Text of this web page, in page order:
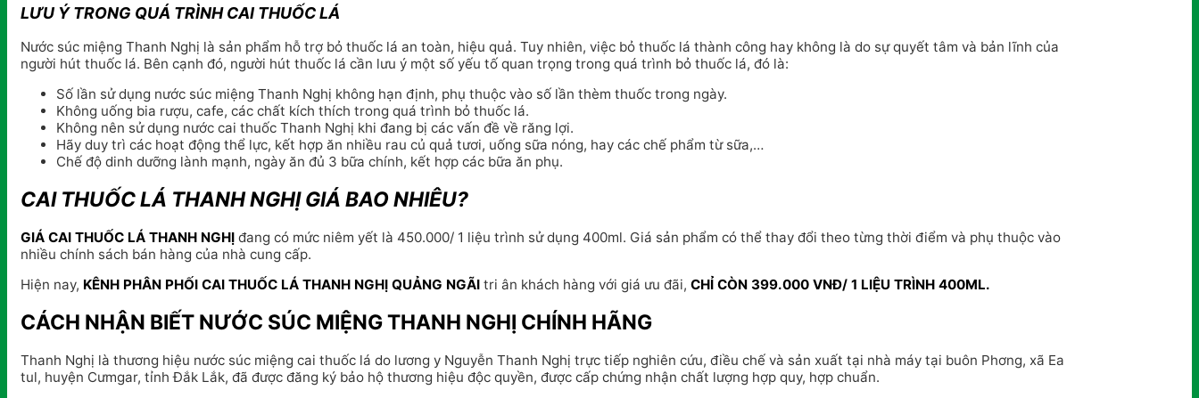
LƯU Ý TRONG QUÁ TRÌNH CAI THUỐC LÁ
Nước súc miệng Thanh Nghị là sản phẩm hỗ trợ bỏ thuốc lá an toàn, hiệu quả. Tuy nhiên, việc bỏ thuốc lá thành công hay không là do sự quyết tâm và bản lĩnh của
người hút thuốc lá. Bên cạnh đó, người hút thuốc lá cần lưu ý một số yếu tố quan trọng trong quá trình bỏ thuốc lá, đó là:
Số lần sử dụng nước súc miệng Thanh Nghị không hạn định, phụ thuộc vào số lần thèm thuốc trong ngày.
Không uống bia rượu, cafe, các chất kích thích trong quá trình bỏ thuốc lá.
Không nên sử dụng nước cai thuốc Thanh Nghị khi đang bị các vấn đề về răng lợi.
Hãy duy trì các hoạt động thể lực, kết hợp ăn nhiều rau củ quả tươi, uống sữa nóng, hay các chế phẩm từ sữa,…
Chế độ dinh dưỡng lành mạnh, ngày ăn đủ 3 bữa chính, kết hợp các bữa ăn phụ.
CAI THUỐC LÁ THANH NGHỊ GIÁ BAO NHIÊU?
GIÁ CAI THUỐC LÁ THANH NGHỊ đang có mức niêm yết là 450.000/ 1 liệu trình sử dụng 400ml. Giá sản phẩm có thể thay đổi theo từng thời điểm và phụ thuộc vào
nhiều chính sách bán hàng của nhà cung cấp.
Hiện nay, KÊNH PHÂN PHỐI CAI THUỐC LÁ THANH NGHỊ QUẢNG NGÃI tri ân khách hàng với giá ưu đãi, CHỈ CÒN 399.000 VNĐ/ 1 LIỆU TRÌNH 400ML.
CÁCH NHẬN BIẾT NƯỚC SÚC MIỆNG THANH NGHỊ CHÍNH HÃNG
Thanh Nghị là thương hiệu nước súc miệng cai thuốc lá do lương y Nguyễn Thanh Nghị trực tiếp nghiên cứu, điều chế và sản xuất tại nhà máy tại buôn Phơng, xã Ea
tul, huyện Cưmgar, tỉnh Đắk Lắk, đã được đăng ký bảo hộ thương hiệu độc quyền, được cấp chứng nhận chất lượng hợp quy, hợp chuẩn.